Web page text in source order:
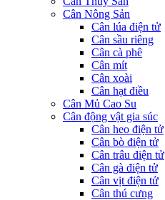
Cân Nông Sản
Cân lúa điện tử
Cân sầu riêng
Cân cà phê
Cân mít
Cân xoài
Cân hạt điều
Cân Mủ Cao Su
Cân động vật gia súc
Cân heo điện tử
Cân bò điện tử
Cân trâu điện tử
Cân gà điện tử
Cân vịt điện tử
Cân thú cưng